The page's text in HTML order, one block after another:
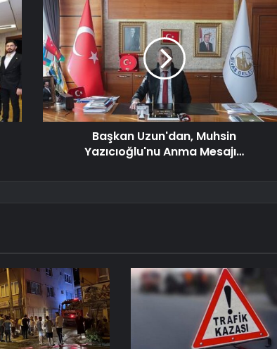
Başkan Uzun'dan, Muhsin
Yazıcıoğlu'nu Anma Mesajı…